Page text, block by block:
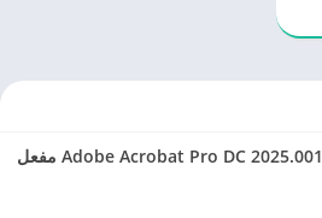
برنامج Adobe Acrobat Pro DC 2025.001.20458 مفعل